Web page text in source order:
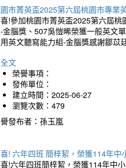
市菁英盃2025第六屆桃園市專業
!參加桃園市菁英盃2025第六屆
金腦獎、507吳愷晞榮獲一般英文
英文聽寫能力組-金腦獎感謝鄒苡
文
榮譽事項：
發佈單位：
建立時間：2025-06-27
瀏覽次數：479
發布者：孫玉嵐
! 六年四班 簡梓絜，榮獲114年中
!六年四班簡梓絜，榮獲114年中